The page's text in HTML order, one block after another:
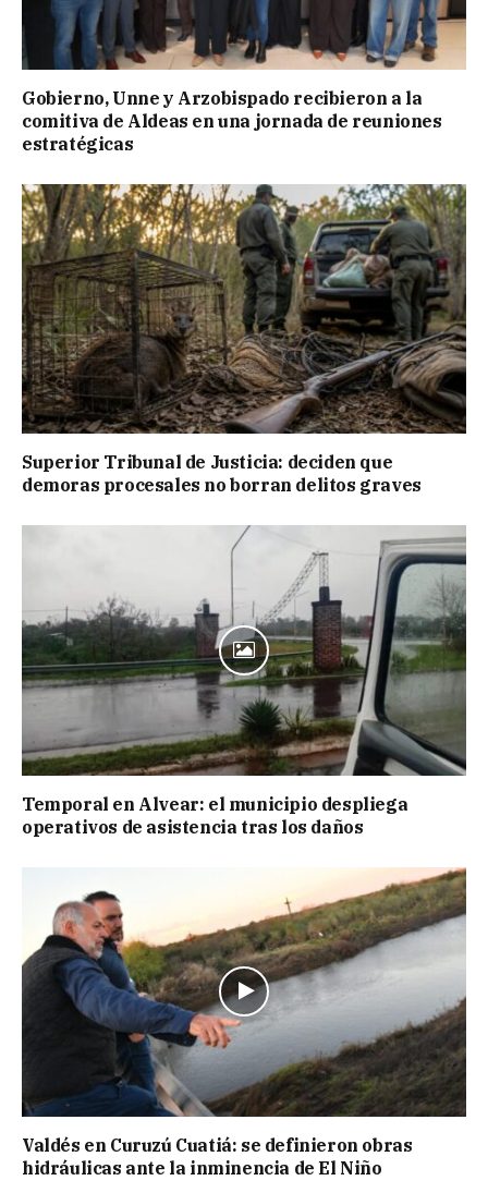
Gobierno, Unne y Arzobispado recibieron a la
comitiva de Aldeas en una jornada de reuniones
estratégicas
Superior Tribunal de Justicia: deciden que
demoras procesales no borran delitos graves
Temporal en Alvear: el municipio despliega
operativos de asistencia tras los daños
Valdés en Curuzú Cuatiá: se definieron obras
hidráulicas ante la inminencia de El Niño